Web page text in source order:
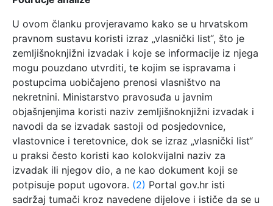
U ovom članku provjeravamo kako se u hrvatskom
pravnom sustavu koristi izraz „vlasnički list“, što je
zemljišnoknjižni izvadak i koje se informacije iz njega
mogu pouzdano utvrditi, te kojim se ispravama i
postupcima uobičajeno prenosi vlasništvo na
nekretnini. Ministarstvo pravosuđa u javnim
objašnjenjima koristi naziv zemljišnoknjižni izvadak i
navodi da se izvadak sastoji od posjedovnice,
vlastovnice i teretovnice, dok se izraz „vlasnički list“
u praksi često koristi kao kolokvijalni naziv za
izvadak ili njegov dio, a ne kao dokument koji se
potpisuje poput ugovora. (2) Portal gov.hr isti
sadržaj tumači kroz navedene dijelove i ističe da se u